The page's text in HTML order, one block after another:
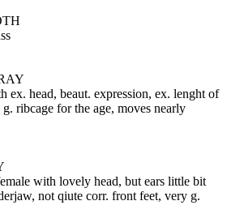
ex. head, beaut. expression, ex. lenght of
ribcage for the age, moves nearly
with lovely head, but ears little bit
not qiute corr. front feet, very g.